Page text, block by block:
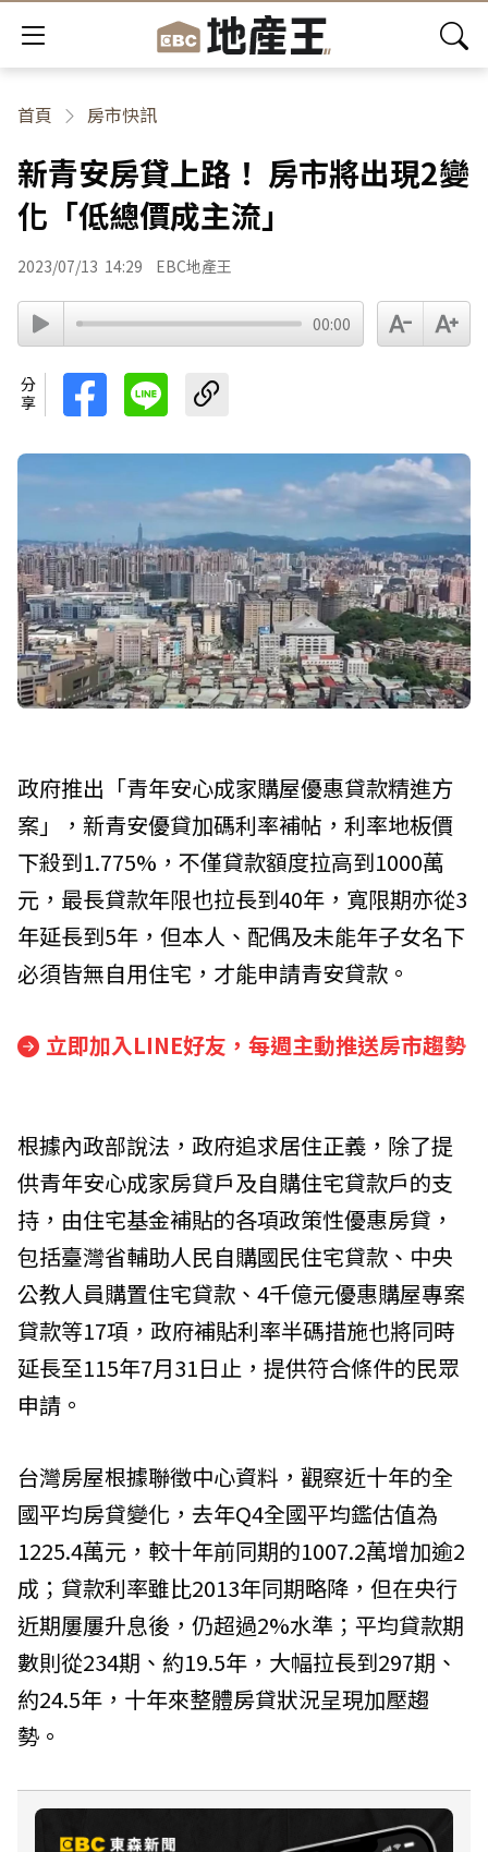
首頁 房市快訊
新青安房貸上路！ 房市將出現2變
化「低總價成主流」
2023/07/13 14:29 EBC地產王
00:00
分享
政府推出「青年安心成家購屋優惠貸款精進方
案」，新青安優貸加碼利率補帖，利率地板價
下殺到1.775%，不僅貸款額度拉高到1000萬
元，最長貸款年限也拉長到40年，寬限期亦從3
年延長到5年，但本人、配偶及未能年子女名下
必須皆無自用住宅，才能申請青安貸款。
立即加入LINE好友，每週主動推送房市趨勢
根據內政部說法，政府追求居住正義，除了提
供青年安心成家房貸戶及自購住宅貸款戶的支
持，由住宅基金補貼的各項政策性優惠房貸，
包括臺灣省輔助人民自購國民住宅貸款、中央
公教人員購置住宅貸款、4千億元優惠購屋專案
貸款等17項，政府補貼利率半碼措施也將同時
延長至115年7月31日止，提供符合條件的民眾
申請。
台灣房屋根據聯徵中心資料，觀察近十年的全
國平均房貸變化，去年Q4全國平均鑑估值為
1225.4萬元，較十年前同期的1007.2萬增加逾2
成；貸款利率雖比2013年同期略降，但在央行
近期屢屢升息後，仍超過2%水準；平均貸款期
數則從234期、約19.5年，大幅拉長到297期、
約24.5年，十年來整體房貸狀況呈現加壓趨
勢。